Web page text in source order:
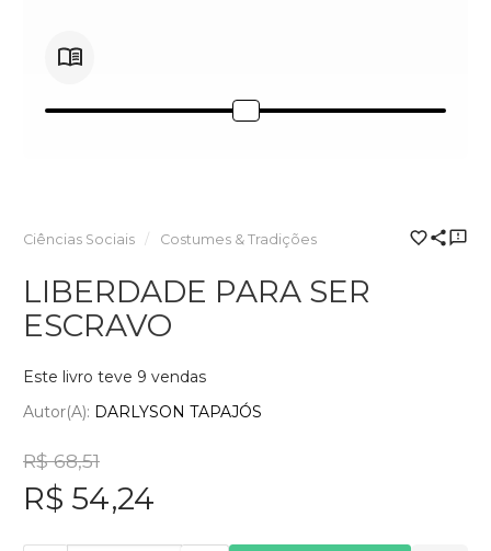
Ciências Sociais Costumes & Tradições
LIBERDADE PARA SER
ESCRAVO
Este livro teve 9 vendas
Autor(a): DARLYSON TAPAJÓS
R$ 68,51
R$ 54,24